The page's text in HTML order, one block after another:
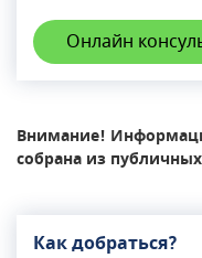
Онлайн
Внимание!
собрана из
Как добраться?